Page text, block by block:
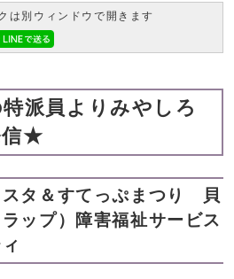
は別ウィンドウで開きます
派員よりみやしろ
信★
スタ＆すてっぷまつり 貝
ップ）障害福祉サービス